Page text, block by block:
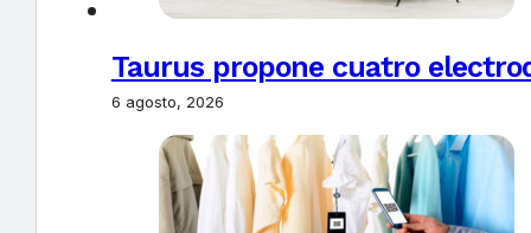
Taurus propone cuatro
6 agosto, 2026